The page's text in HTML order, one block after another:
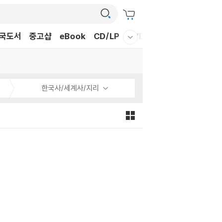
도서 중고샵 eBook CD/LP DVD/BD
한국사/세계사/지리